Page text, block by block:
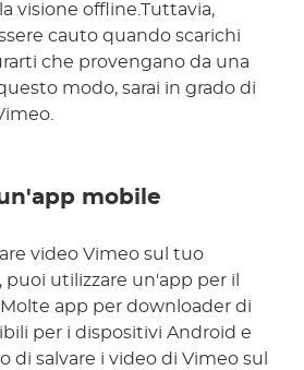
visione offline.Tuttavia,
cauto quando scarichi
che provengano da una
modo, sarai in grado di
mobile
video Vimeo sul tuo
utilizzare un'app per il
app per downloader di
per i dispositivi Android e
di salvare i video di Vimeo sul